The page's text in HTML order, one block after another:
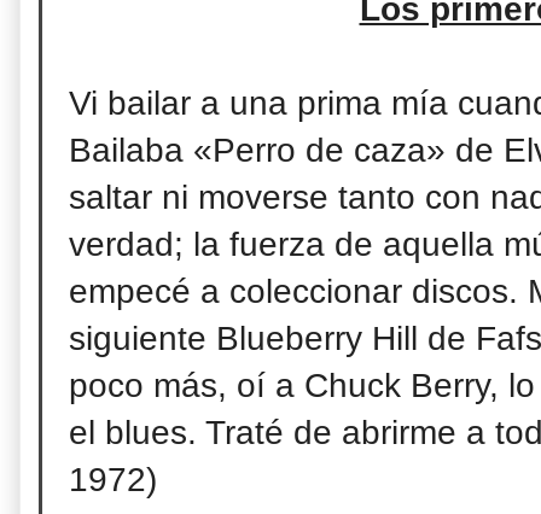
Los
Vi bailar a una prima mía
Bailaba «Perro de caza» de
saltar ni moverse tanto con
verdad; la fuerza de aquella
empecé a coleccionar discos.
siguiente Blueberry Hill de
poco más, oí a Chuck Berry,
el blues. Traté de abrirme a
1972)